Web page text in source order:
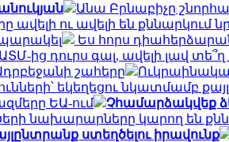
Անա Բրնաբիչը
ավելի ու ավելի են
Ես հորս
ից դուրս գալ, ավելի լավ
շահերը
եկեղեցու նկատմամբ
ԵԱ-ում
Չհամարձակվեք
նախարարները կարող են
ստեղծելու իրավունք